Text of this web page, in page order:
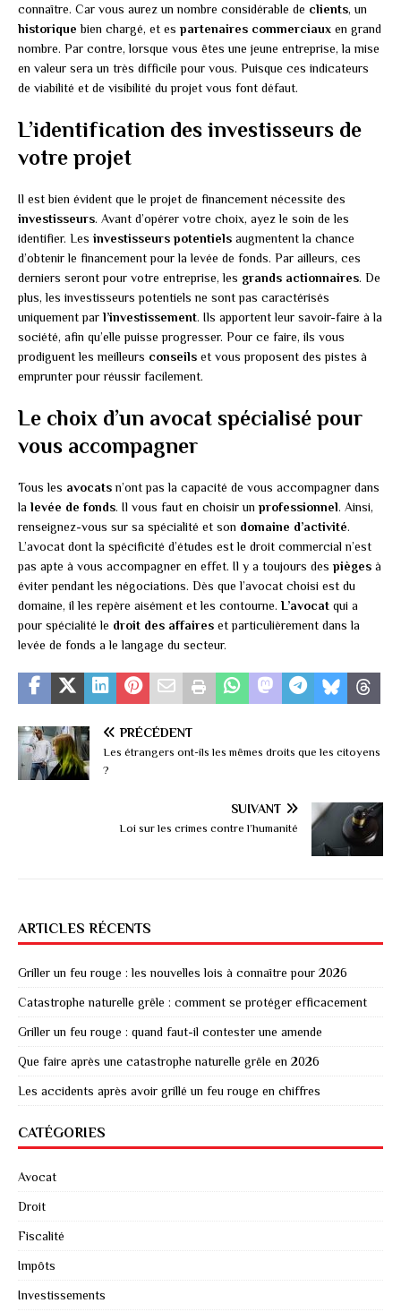
connaître. Car vous aurez un nombre considérable de clients, un
historique bien chargé, et es partenaires commerciaux en grand
nombre. Par contre, lorsque vous êtes une jeune entreprise, la mise
en valeur sera un très difficile pour vous. Puisque ces indicateurs
de viabilité et de visibilité du projet vous font défaut.
L’identification des investisseurs de
votre projet
Il est bien évident que le projet de financement nécessite des
investisseurs. Avant d’opérer votre choix, ayez le soin de les
identifier. Les investisseurs potentiels augmentent la chance
d’obtenir le financement pour la levée de fonds. Par ailleurs, ces
derniers seront pour votre entreprise, les grands actionnaires. De
plus, les investisseurs potentiels ne sont pas caractérisés
uniquement par l’investissement. Ils apportent leur savoir-faire à la
société, afin qu’elle puisse progresser. Pour ce faire, ils vous
prodiguent les meilleurs conseils et vous proposent des pistes à
emprunter pour réussir facilement.
Le choix d’un avocat spécialisé pour
vous accompagner
Tous les avocatsn’ont pas la capacité de vous accompagner dans
la levée de fonds. Il vous faut en choisir un professionnel. Ainsi,
renseignez-vous sur sa spécialité et son domaine d’activité.
L’avocat dont la spécificité d’études est le droit commercial n’est
pas apte à vous accompagner en effet. Il y a toujours des pièges à
éviter pendant les négociations. Dès que l’avocat choisi est du
domaine, il les repère aisément et les contourne.L’avocat qui a
pour spécialité le droit des affaires et particulièrement dans la
levée de fonds a le langage du secteur.
PRÉCÉDENT
Les étrangers ont-ils les mêmes droits que les citoyens
?
SUIVANT
Loi sur les crimes contre l’humanité
ARTICLES RÉCENTS
Griller un feu rouge : les nouvelles lois à connaître pour 2026
Catastrophe naturelle grêle : comment se protéger efficacement
Griller un feu rouge : quand faut-il contester une amende
Que faire après une catastrophe naturelle grêle en 2026
Les accidents après avoir grillé un feu rouge en chiffres
CATÉGORIES
Avocat
Droit
Fiscalité
Impôts
Investissements